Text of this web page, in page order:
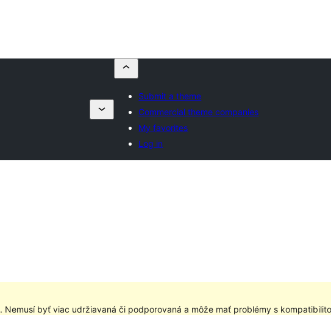
Submit a theme
Commercial theme companies
My favorites
Log in
. Nemusí byť viac udržiavaná či podporovaná a môže mať problémy s